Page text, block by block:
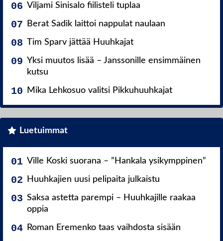
Viljami Sinisalo fiilisteli tuplaa
Berat Sadik laittoi nappulat naulaan
Tim Sparv jättää Huuhkajat
Yksi muutos lisää – Janssonille ensimmäinen
kutsu
Mika Lehkosuo valitsi Pikkuhuuhkajat
Luetuimmat
Ville Koski suorana – ”Hankala ysikymppinen”
Huuhkajien uusi pelipaita julkaistu
Saksa astetta parempi – Huuhkajille raakaa
oppia
Roman Eremenko taas vaihdosta sisään